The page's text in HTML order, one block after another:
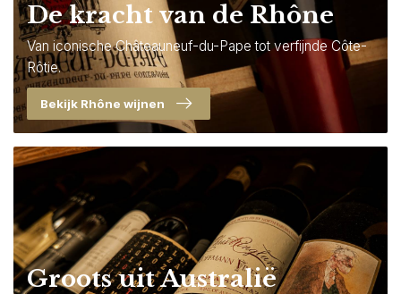
De kracht van de Rhône
Van iconische Châteauneuf-du-Pape tot verfijnde Côte-
Rôtie.
Bekijk Rhône wijnen
Groots uit Australië